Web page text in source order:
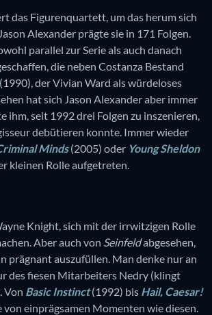
das Figurenquartett, um das herum sich
Alexander prägte sie in 171 Folgen.
parallel zur Serie als auch danach
die neben Costanza Bestand
der Vivian Ward als würdeloses
hat sich Jason Alexander aber immer
ihm, seit 1992 drei Folgen zu inszenieren,
debütieren konnte. Immer wieder
Minds(2005) oder Young Sheldon
kleinen Rolle aufgetreten.
Knight, sich mit der irrwitzigen Rolle
Aber auch von Seinfeldabgesehen,
prägnant auszufüllen. Man denke nur an
des fiesen Mitarbeiters Nedry (klingt
Von Basic Instinct(1992) bis Hail, Caesar!
einprägsamen Momenten wie diesen.